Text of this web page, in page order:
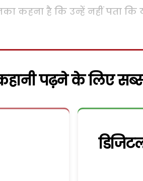
कहना है कि उन्हें नहीं पता कि
पढ़ने के लिए